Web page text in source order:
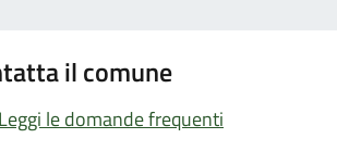
il comune
Leggi le domande frequenti